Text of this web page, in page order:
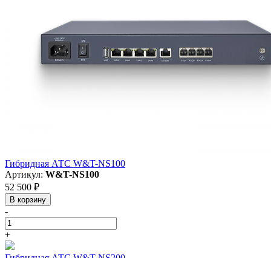
Гибридная АТС W&T-NS100
Артикул: W&T-NS100
52 500 ₽
В корзину
-
+